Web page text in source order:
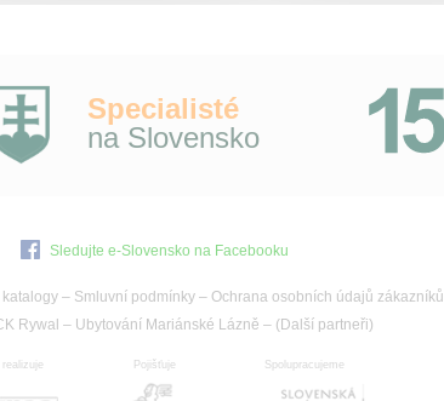
Specialisté
na Slovensko
Sledujte e-Slovensko na Facebooku
– Smluvní podmínky– Ochrana osobních údajů zákazníků
Rywal – Ubytování Mariánské Lázně – (Další partneři)
realizuje Pojišťuje Spolupracujeme